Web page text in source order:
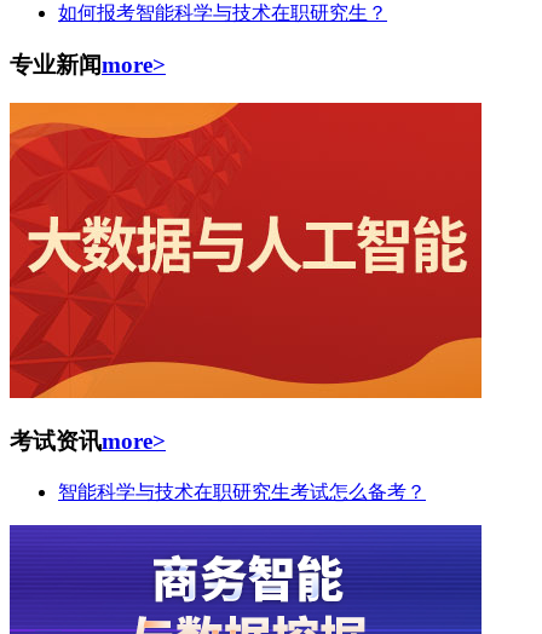
如何报考智能科学与技术在职研究生？
专业新闻more>
考试资讯more>
智能科学与技术在职研究生考试怎么备考？